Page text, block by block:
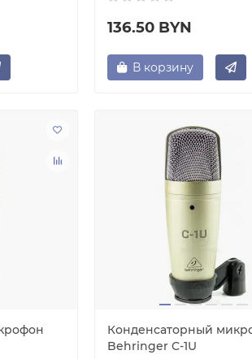
136.50 BYN
В корзину
Конденсаторный
Behringer C-1U